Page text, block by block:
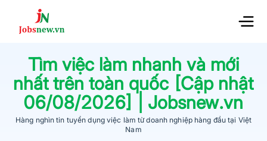
Tìm việc làm nhanh và mới
nhất trên toàn quốc [Cập nhật
06/08/2026] | Jobsnew.vn
Hàng nghìn tin tuyển dụng việc làm từdoanh nghiệp hàng đầu tại Việt
Nam